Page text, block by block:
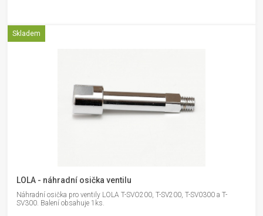
Skladem
LOLA - náhradní osička ventilu
Náhradní osička pro ventily LOLA T-SVO200, T-SV200, T-SV0300 a T-
SV300. Balení obsahuje 1ks.